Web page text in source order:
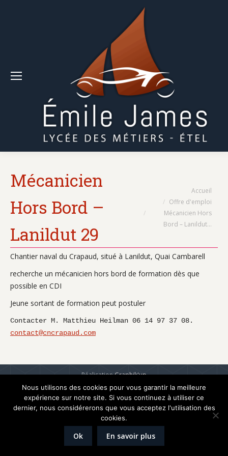
Mécanicien
Hors Bord –
Lanildut 29
Accueil
Offre d'emploi
Mécanicien Hors
Bord – Lanildut…
Chantier naval du Crapaud, situé à Lanildut, Quai Cambarell
recherche un mécanicien hors bord de formation dès que
possible en CDI
Jeune sortant de formation peut postuler
Contacter M. Matthieu Heilman 06 14 97 37 08.
contact@cncrapaud.com
RéalisationGraphik'up
Mentions légales
Nous utilisons des cookies pour vous garantir la meilleure
expérience sur notre site. Si vous continuez à utiliser ce
dernier, nous considérerons que vous acceptez l'utilisation des
cookies.
Ok En savoir plus